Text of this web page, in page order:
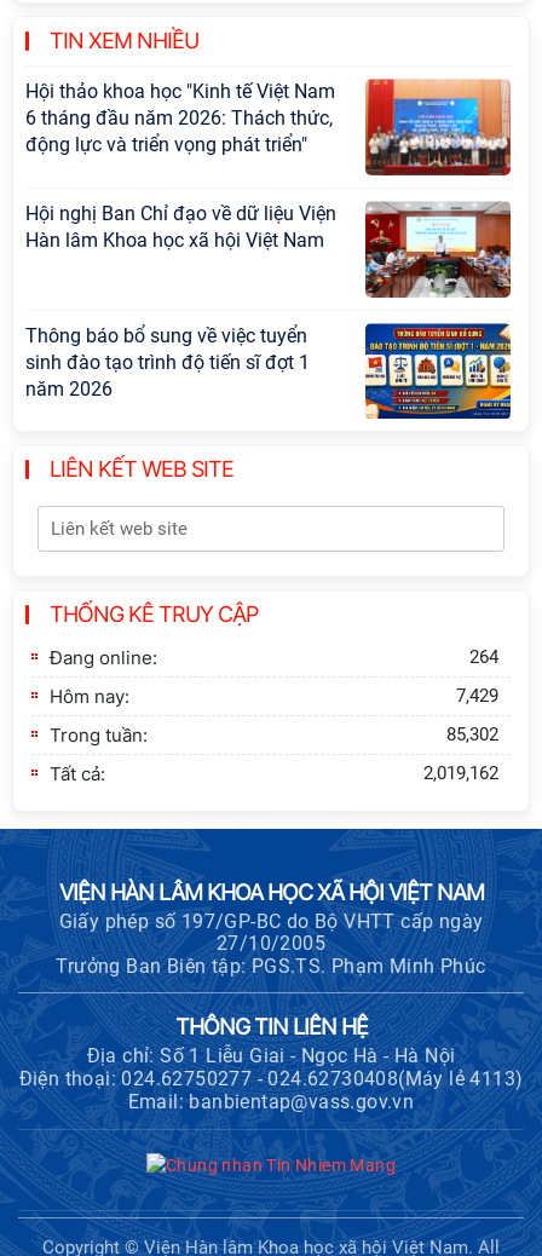
TIN XEM NHIỀU
cấp Bộ
Hội thảo khoa học "Kinh tế Việt Nam
6 tháng đầu năm 2026: Thách thức,
động lực và triển vọng phát triển"
Hội nghị Ban Chỉ đạo về dữ liệu Viện
Hàn lâm Khoa học xã hội Việt Nam
Thông báo bổ sung về việc tuyển
sinh đào tạo trình độ tiến sĩ đợt 1
năm 2026
Hội thảo quốc tế "Không gian phát
triển Việt Nam trong kỷ nguyên mới:
Định hướng chiến lược và lựa chọn
chính sách”
xây dựng Thành Nhà Hồ ở núi An
LIÊN KẾT WEB SITE
THỐNG KÊ TRUY CẬP
Đang online: 264
Hôm nay: 7,429
Trong tuần: 85,302
Tất cả: 2,019,162
VIỆN HÀN LÂM KHOA HỌC XÃ HỘI VIỆT NAM
Giấy phép số 197/GP-BC do Bộ VHTT cấp ngày
27/10/2005
Trưởng Ban Biên tập: PGS.TS. Phạm Minh Phúc
THÔNG TIN LIÊN HỆ
Địa chỉ: Số 1 Liễu Giai - Ngọc Hà - Hà Nội
Điện thoại: 024.62750277 - 024.62730408(Máy lẻ 4113)
Email: banbientap@vass.gov.vn
Copyright © Viện Hàn lâm Khoa học xã hội Việt Nam. All